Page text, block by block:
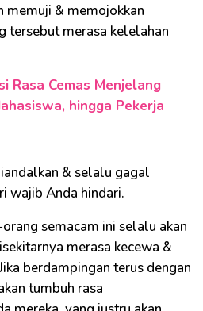
memuji & memojokkan
tersebut merasa kelelahan
Rasa Cemas Menjelang
hingga Pekerja
& selalu gagal
wajib Anda hindari.
semacam ini selalu akan
merasa kecewa &
berdampingan terus dengan
tumbuh rasa